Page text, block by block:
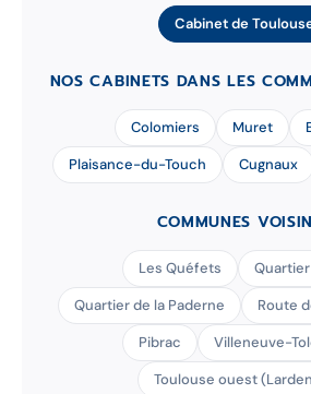
Cabinet de
NOS CABINETS DANS LES
Colomiers Muret
Plaisance-du-Touch
Cugnaux
COMMUNES
Les Quéfets
Quartier de la Paderne
Route
Pibrac
Villeneuve-
Toulouse ouest